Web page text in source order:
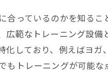
勤・通学路にあるジムの
近ジムの混雑状況と対策
近ジムで効果的にトレー
合っているのかを知る
範なトレーニング設
しており、例えばヨ
もトレーニングが可能